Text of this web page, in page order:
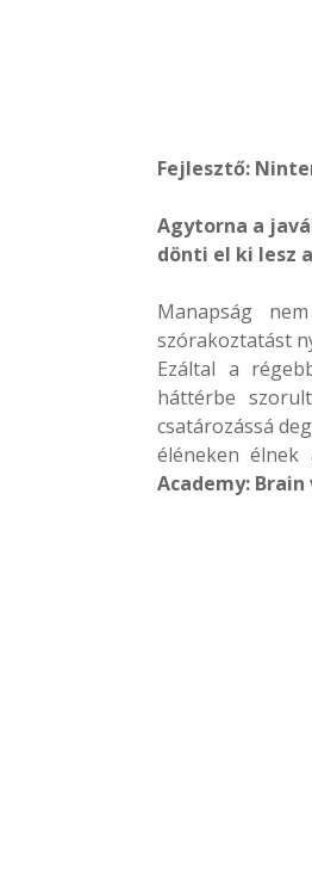
Fejlesztő:
Agytorna a
dönti el ki lesz
Manapság
szórakoztatást
Ezáltal a
háttérbe
csatározássá
éléneken élnek
Academy: Brain